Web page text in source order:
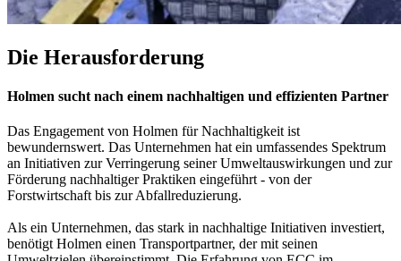
Die Herausforderung
Holmen sucht nach einem nachhaltigen und effizienten Partner
Das Engagement von Holmen für Nachhaltigkeit ist
bewundernswert. Das Unternehmen hat ein umfassendes Spektrum
an Initiativen zur Verringerung seiner Umweltauswirkungen und zur
Förderung nachhaltiger Praktiken eingeführt - von der
Forstwirtschaft bis zur Abfallreduzierung.
Als ein Unternehmen, das stark in nachhaltige Initiativen investiert,
benötigt Holmen einen Transportpartner, der mit seinen